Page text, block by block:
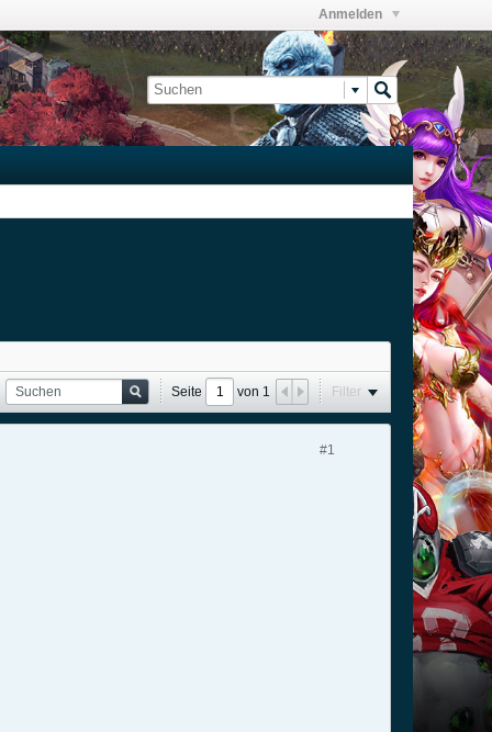
Anmelden
Seite von 1 Filter
#1